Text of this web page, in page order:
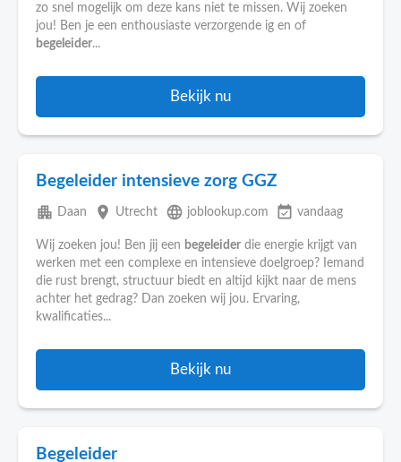
zo snel mogelijk om deze kans niet te missen. Wij zoeken
jou! Ben je een enthousiaste verzorgende ig en of
begeleider...
Bekijk nu
Begeleider intensieve zorg GGZ
apartment Daan place Utrecht language joblookup.com event_available vandaag
Wij zoeken jou! Ben jij een begeleider die energie krijgt van
werken met een complexe en intensieve doelgroep? Iemand
die rust brengt, structuur biedt en altijd kijkt naar de mens
achter het gedrag? Dan zoeken wij jou. Ervaring,
kwalificaties...
Bekijk nu
Begeleider